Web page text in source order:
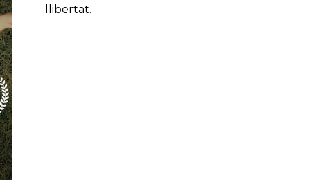
llibertat.